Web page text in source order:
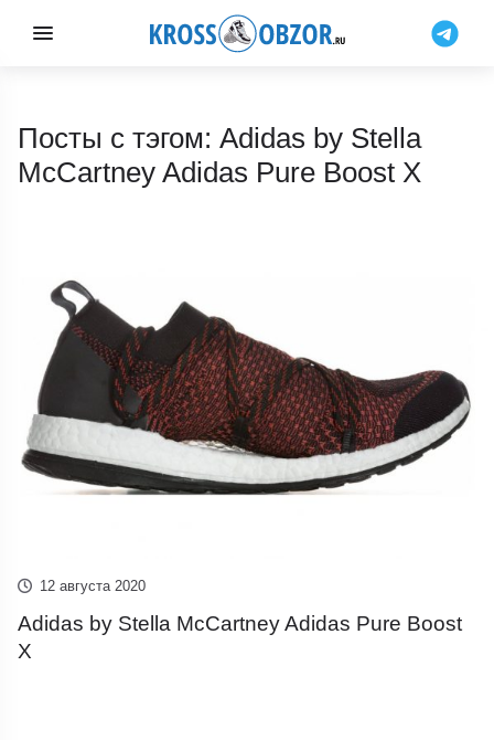
Посты с тэгом: Adidas by Stella
McCartney Adidas Pure Boost X
12 августа 2020
Adidas by Stella McCartney Adidas Pure Boost
X